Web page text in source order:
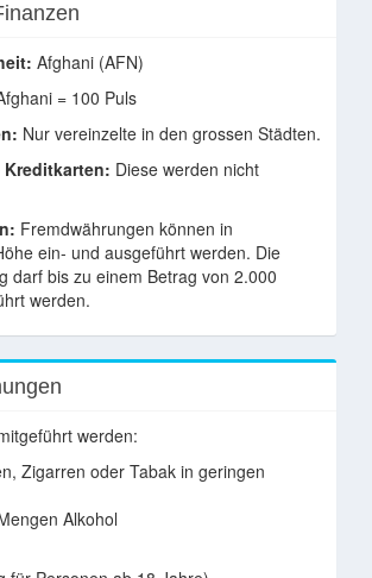
Afghani (AFN)
= 100 Puls
Nur vereinzelte in den grossen Städten.
Diese werden nicht
Fremdwährungen können in
ein- und ausgeführt werden. Die
darf bis zu einem Betrag von 2.000
werden.
werden:
Zigarren oder Tabak in geringen
Alkohol